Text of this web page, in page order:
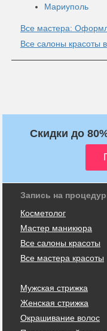
Мариуполь
Все мастера:
Все салоны красоты
Скидки до
Запись на
Косметолог
Мастер маникюра
Все салоны красоты
Все мастера красоты
Мужская стрижка
Женская стрижка
Окрашивание волос